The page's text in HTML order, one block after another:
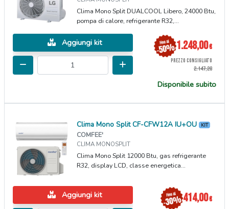
Clima Mono Split DUALCOOL Libero, 24000 Btu,
pompa di calore, refrigerante R32,...
Aggiungi kit 1.248,00€
PREZZO CONSIGLIATO
2.147,20
Disponibile subito
Clima Mono Split CF-CFW12A IU+OU KIT
COMFEE'
CLIMA MONOSPLIT
Clima Mono Split 12000 Btu, gas refrigerante
R32, display LCD, classe energetica...
Aggiungi kit 414,00€